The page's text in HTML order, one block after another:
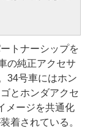
トナーシップを
の純正アクセサ
34号車にはホン
とホンダアクセ
メージを共通化
着されている。